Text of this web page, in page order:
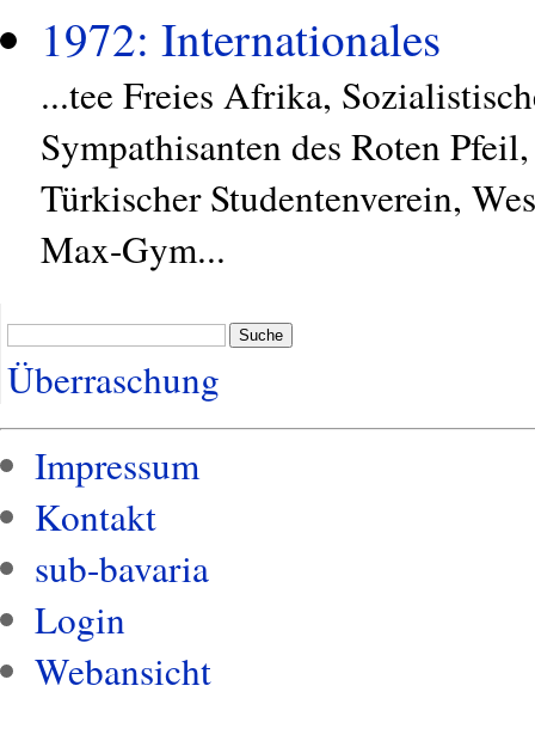
1972: Internationales
...tee Freies Afrika,
Sympathisanten des Roten
Türkischer Studentenverein,
Max-Gym...
Suche
Überraschung
Impressum
Kontakt
sub-bavaria
Login
Webansicht